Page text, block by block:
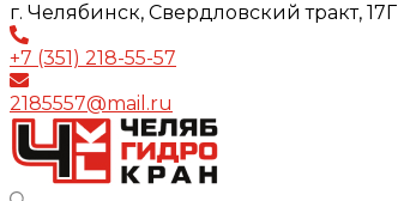
г. Челябинск, Свердловский тракт, 17Г
+7 (351) 218-55-57
2185557@mail.ru